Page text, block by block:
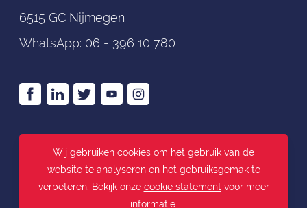
6515 GC Nijmegen
WhatsApp: 06 - 396 10 780
Disclaimer
Actuele file informatie
Wij gebruiken cookies om het gebruik van de
website te analyseren en het gebruiksgemak te
verbeteren. Bekijk onze cookie statement voor meer
informatie.